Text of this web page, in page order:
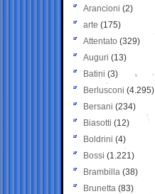
Arancioni (2)
arte (175)
Attentato (329)
Auguri (13)
Batini (3)
Berlusconi (4.295)
Bersani (234)
Biasotti (12)
Boldrini (4)
Bossi (1.221)
Brambilla (38)
Brunetta (83)